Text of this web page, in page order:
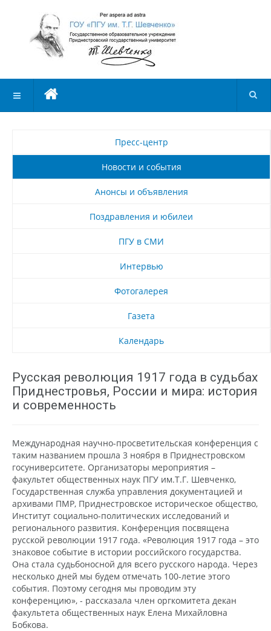
Пресс-центр
Новости и события
Анонсы и объявления
Поздравления и юбилеи
ПГУ в СМИ
Интервью
Фотогалерея
Газета
Календарь
Русская революция 1917 года в судьбах
Приднестровья, России и мира: история
и современность
Международная научно-просветительская конференция с
таким названием прошла 3 ноября в Приднестровском
госуниверситете. Организаторы мероприятия –
факультет общественных наук ПГУ им.Т.Г. Шевченко,
Государственная служба управления документацией и
архивами ПМР, Приднестровское историческое общество,
Институт социально-политических исследований и
регионального развития. Конференция посвящена
русской революции 1917 года. «Революция 1917 года – это
знаковое событие в истории российского государства.
Она стала судьбоносной для всего русского народа. Через
несколько дней мы будем отмечать 100-летие этого
события. Поэтому сегодня мы проводим эту
конференцию», - рассказала член оргкомитета декан
факультета общественных наук Елена Михайловна
Бобкова.